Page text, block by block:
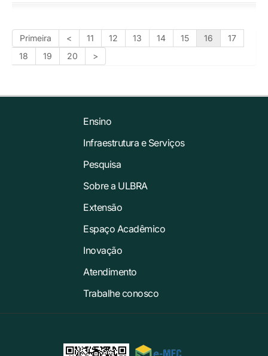
Primeira < 11 12 13 14 15 16
17
18
19 20 >
Ensino
Infraestrutura e Serviços
Pesquisa
Sobre a ULBRA
Extensão
Espaço Acadêmico
Inovação
Atendimento
Trabalhe conosco